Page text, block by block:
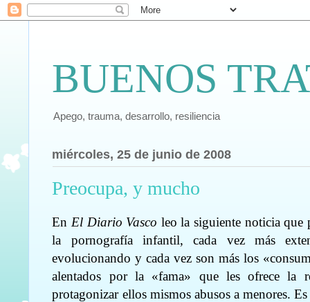
BUENOS
Apego, trauma, desarrollo, resiliencia
miércoles, 25 de junio de 2008
Preocupa, y mucho
En El Diario Vasco leo la siguiente noticia que
la pornografía infantil, cada vez más
evolucionando y cada vez son más los
alentados por la «fama» que les ofrece la
protagonizar ellos mismos abusos a menores.